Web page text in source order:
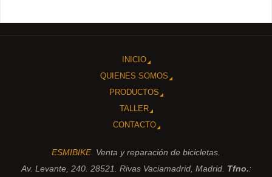
INICIO
QUIENES SOMOS
PRODUCTOS
TALLER
CONTACTO
ESMIBIKE. Venta y reparación de bicicletas.
Av. Levante, 240. 28521. Rivas Vaciamadrid, Madrid. Tfno.: